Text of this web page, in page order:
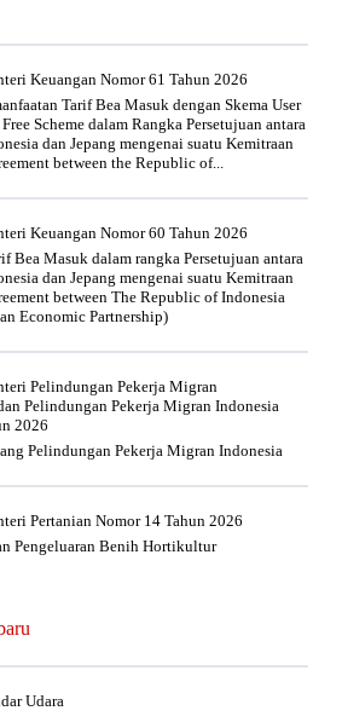
Keuangan Nomor 61 Tahun 2026
Tarif Bea Masuk dengan Skema User
Scheme dalam Rangka Persetujuan antara
dan Jepang mengenai suatu Kemitraan
between the Republic of...
Keuangan Nomor 60 Tahun 2026
Bea Masuk dalam rangka Persetujuan antara
dan Jepang mengenai suatu Kemitraan
between The Republic of Indonesia
Economic Partnership)
Pelindungan Pekerja Migran
Pelindungan Pekerja Migran Indonesia
2026
Pelindungan Pekerja Migran Indonesia
Pertanian Nomor 14 Tahun 2026
Pengeluaran Benih Hortikultur
Udara